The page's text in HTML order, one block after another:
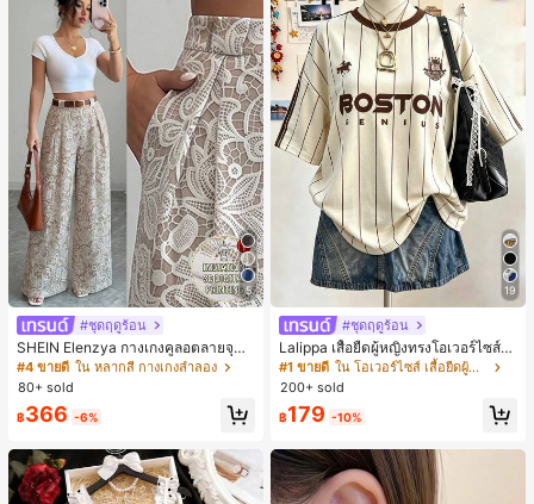
5
#ชุดฤดูร้อน
SHEIN Elenzya กางเกงคูลอตลายจุดเ
อวสูงแบบใหม่สำหรับฤดูใบไม้ผลิ/ฤดูร้อ
น, สไตล์หรูหราเหมาะสำหรับใส่ในชีวิต
ประจำวันและทำงาน, ให้ความรู้สึกวินเ
ทจสำหรับฤดูรับปริญญา, เทศกาลดนตร
ี, การแข่งม้าดาร์บี้, วันประกาศอิสรภาพ
#4 ขายดี ใน หลากสี กางเกงลำลอง
80+ sold
฿366 -6%
19
#ชุดฤดูร้อน
Lalippa เสื้อยืดผู้หญิงทรงโอเวอร์ไซส์ค
วามยาวกลาง คอกลม ไหล่ตก ลายพิมพ์
ตัวอักษรและลายทางแนวตั้ง สไตล์แฟชั่
นมินิมอล ของขวัญให้เพื่อน
#1 ขายดี
ใน โอเวอร์ไซส์ เสื้อยืดผู้หญิง
200+ sold
฿179 -10%